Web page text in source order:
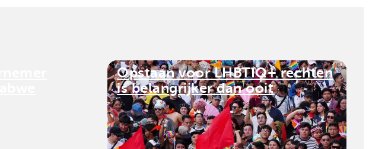
Opstaan voor LHBTIQ+ rechten
is belangrijker dan ooit